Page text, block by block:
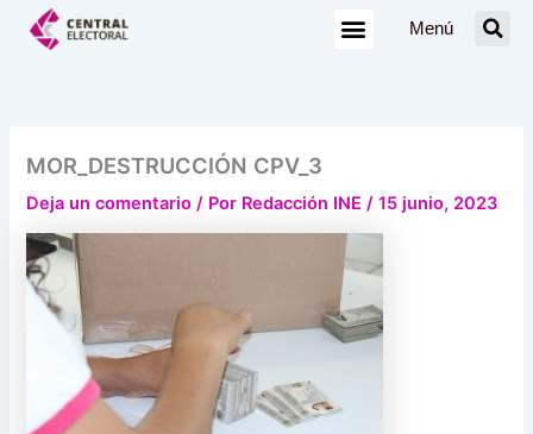
Menú
MOR_DESTRUCCIÓN CPV_3
Deja un comentario / Por Redacción INE/15 junio, 2023